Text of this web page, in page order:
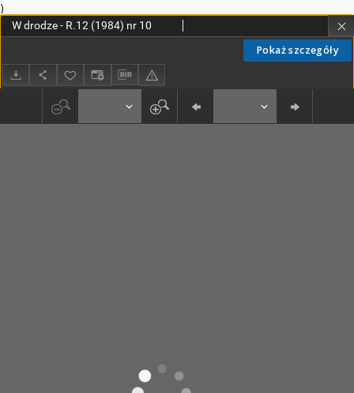
)
Pokaż szczegóły
W drodze - R.12 (1984) nr 10